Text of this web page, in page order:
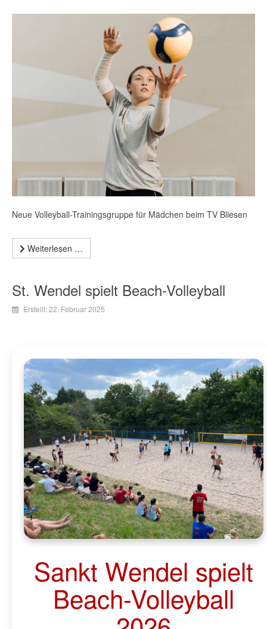
Neue Volleyball-Trainingsgruppe für Mädchen beim TV Bliesen
Weiterlesen …
St. Wendel spielt Beach-Volleyball
Erstellt: 22. Februar 2025
Sankt Wendel spielt
Beach-Volleyball